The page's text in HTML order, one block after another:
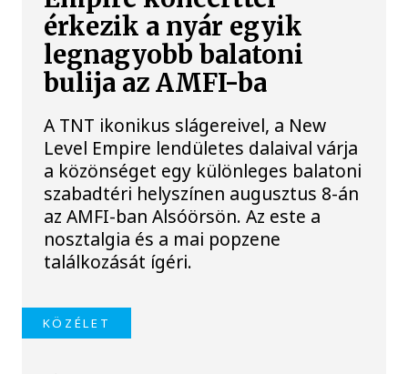
érkezik a nyár egyik
legnagyobb balatoni
bulija az AMFI-ba
A TNT ikonikus slágereivel, a New
Level Empire lendületes dalaival várja
a közönséget egy különleges balatoni
szabadtéri helyszínen augusztus 8-án
az AMFI-ban Alsóörsön. Az este a
nosztalgia és a mai popzene
találkozását ígéri.
KÖZÉLET